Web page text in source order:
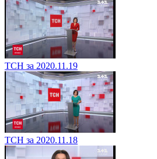
ТСН за 2020.11.19
ТСН за 2020.11.18